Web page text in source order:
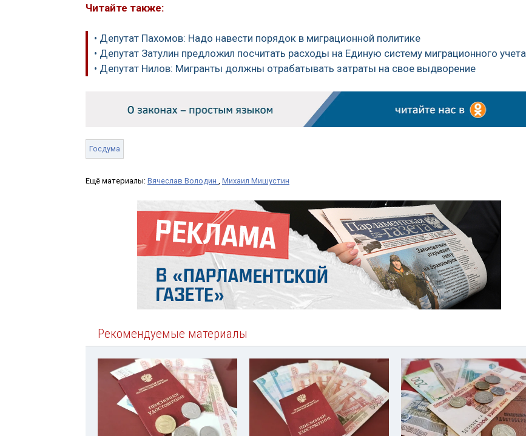
Читайте также:
• Депутат Пахомов: Надо навести порядок в миграционной политике
• Депутат Затулин предложил посчитать расходы на Единую систему миграционного учета
• Депутат Нилов: Мигранты должны отрабатывать затраты на свое выдворение
Госдума
Ещё материалы: Вячеслав Володин Михаил Мишустин
Рекомендуемые материалы